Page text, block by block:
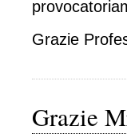
Grazie
Grazie